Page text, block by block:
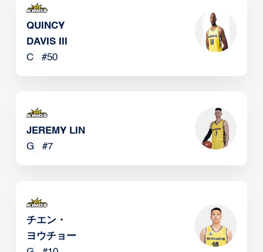
QUINCY
DAVIS III
C
#50
JEREMY LIN
G
#7
チエン・
ヨウチョー